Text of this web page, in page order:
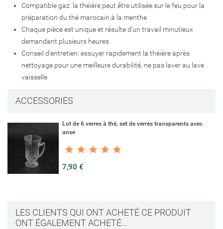
Compatible gaz: la théière peut être utilisée sur le feu pour la
préparation du thé marocain à la menthe
Chaque pièce est unique et résulte d’un travail minutieux
demandant plusieurs heures
Conseil d'entretien: essuyer rapidement la théière après
nettoyage pour une meilleure durabilité, ne pas laver au lave
vaisselle
ACCESSORIES
Lot de 6 verres à thé, set de verres transparents avec
anse
7,90 €
LES CLIENTS QUI ONT ACHETÉ CE PRODUIT
ONT ÉGALEMENT ACHETÉ...
add_circle_outlineCréer une nouvelle liste
Créer une liste d'envies Annuler
Connexion